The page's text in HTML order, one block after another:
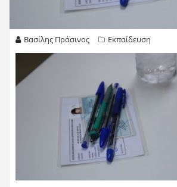
Βασίλης Πράσινος Εκπαίδευση